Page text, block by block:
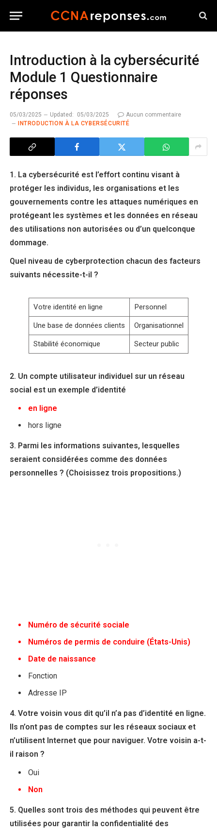
Introduction à la cybersécurité
Module 1 Questionnaire
réponses
05/03/2025 Updated: 05/03/2025
Aucun commentaire
INTRODUCTION À LA CYBERSÉCURITÉ
1. La cybersécurité est l’effort continu visant à
protéger les individus, les organisations et les
gouvernements contre les attaques numériques en
protégeant les systèmes et les données en réseau
des utilisations non autorisées ou d’un quelconque
dommage.
Quel niveau de cyberprotection chacun des facteurs
suivants nécessite-t-il ?
Votre identité en ligne Personnel
Une base de données clients Organisationnel
Stabilité économique Secteur public
2. Un compte utilisateur individuel sur un réseau
social est un exemple d’identité
en ligne
hors ligne
3. Parmi les informations suivantes, lesquelles
seraient considérées comme des données
personnelles ? (Choisissez trois propositions.)
Numéro de sécurité sociale
Numéros de permis de conduire (États-Unis)
Date de naissance
Fonction
Adresse IP
4. Votre voisin vous dit qu’il n’a pas d’identité en ligne.
Ils n’ont pas de comptes sur les réseaux sociaux et
n’utilisent Internet que pour naviguer. Votre voisin a-t-
il raison ?
Oui
Non
5. Quelles sont trois des méthodes qui peuvent être
utilisées pour garantir la confidentialité des